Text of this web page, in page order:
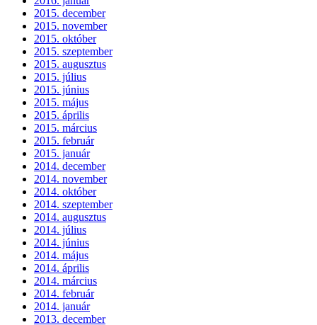
2015. december
2015. november
2015. október
2015. szeptember
2015. augusztus
2015. július
2015. június
2015. május
2015. április
2015. március
2015. február
2015. január
2014. december
2014. november
2014. október
2014. szeptember
2014. augusztus
2014. július
2014. június
2014. május
2014. április
2014. március
2014. február
2014. január
2013. december